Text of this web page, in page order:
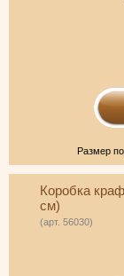
Размер
Коробка
см)
(арт. 56030)